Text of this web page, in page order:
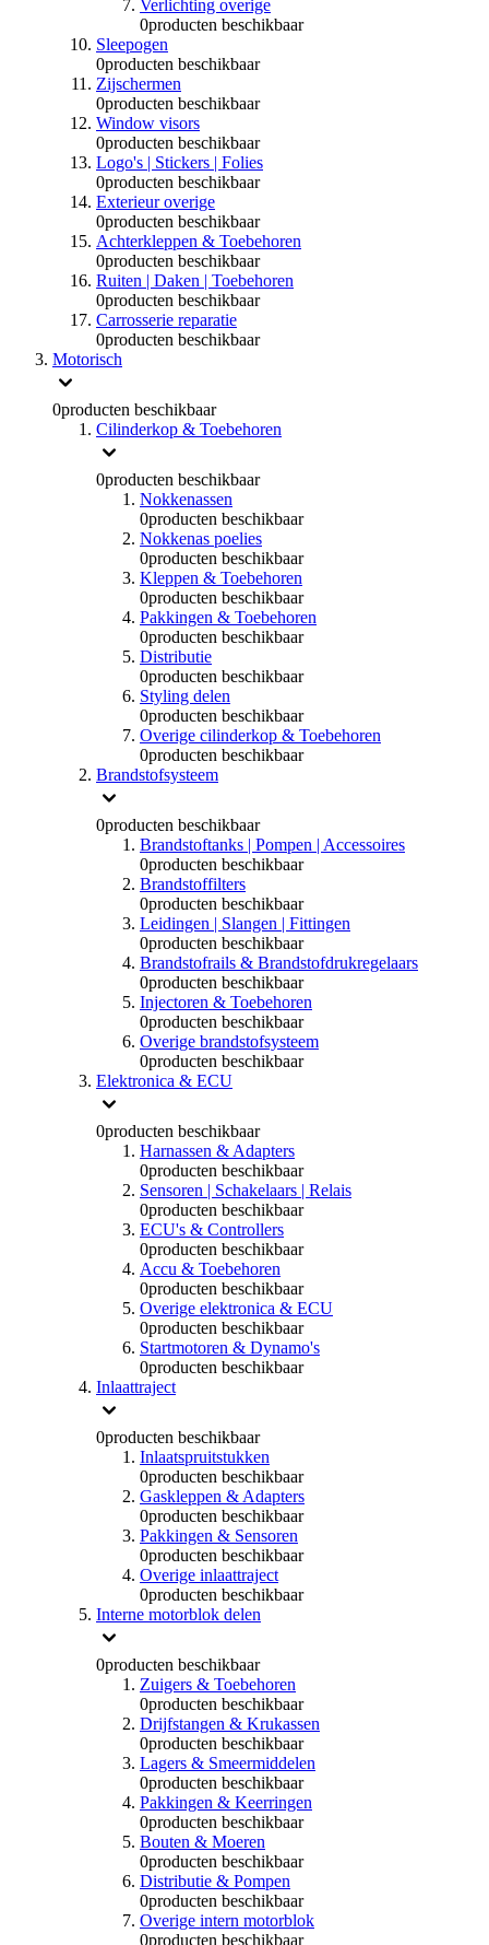
Verlichting overige
0producten beschikbaar
Sleepogen
0producten beschikbaar
Zijschermen
0producten beschikbaar
Window visors
0producten beschikbaar
Logo's | Stickers | Folies
0producten beschikbaar
Exterieur overige
0producten beschikbaar
Achterkleppen & Toebehoren
0producten beschikbaar
Ruiten | Daken | Toebehoren
0producten beschikbaar
Carrosserie reparatie
0producten beschikbaar
Motorisch
0producten beschikbaar
Cilinderkop & Toebehoren
0producten beschikbaar
Nokkenassen
0producten beschikbaar
Nokkenas poelies
0producten beschikbaar
Kleppen & Toebehoren
0producten beschikbaar
Pakkingen & Toebehoren
0producten beschikbaar
Distributie
0producten beschikbaar
Styling delen
0producten beschikbaar
Overige cilinderkop & Toebehoren
0producten beschikbaar
Brandstofsysteem
0producten beschikbaar
Brandstoftanks | Pompen | Accessoires
0producten beschikbaar
Brandstoffilters
0producten beschikbaar
Leidingen | Slangen | Fittingen
0producten beschikbaar
Brandstofrails & Brandstofdrukregelaars
0producten beschikbaar
Injectoren & Toebehoren
0producten beschikbaar
Overige brandstofsysteem
0producten beschikbaar
Elektronica & ECU
0producten beschikbaar
Harnassen & Adapters
0producten beschikbaar
Sensoren | Schakelaars | Relais
0producten beschikbaar
ECU's & Controllers
0producten beschikbaar
Accu & Toebehoren
0producten beschikbaar
Overige elektronica & ECU
0producten beschikbaar
Startmotoren & Dynamo's
0producten beschikbaar
Inlaattraject
0producten beschikbaar
Inlaatspruitstukken
0producten beschikbaar
Gaskleppen & Adapters
0producten beschikbaar
Pakkingen & Sensoren
0producten beschikbaar
Overige inlaattraject
0producten beschikbaar
Interne motorblok delen
0producten beschikbaar
Zuigers & Toebehoren
0producten beschikbaar
Drijfstangen & Krukassen
0producten beschikbaar
Lagers & Smeermiddelen
0producten beschikbaar
Pakkingen & Keerringen
0producten beschikbaar
Bouten & Moeren
0producten beschikbaar
Distributie & Pompen
0producten beschikbaar
Overige intern motorblok
0producten beschikbaar